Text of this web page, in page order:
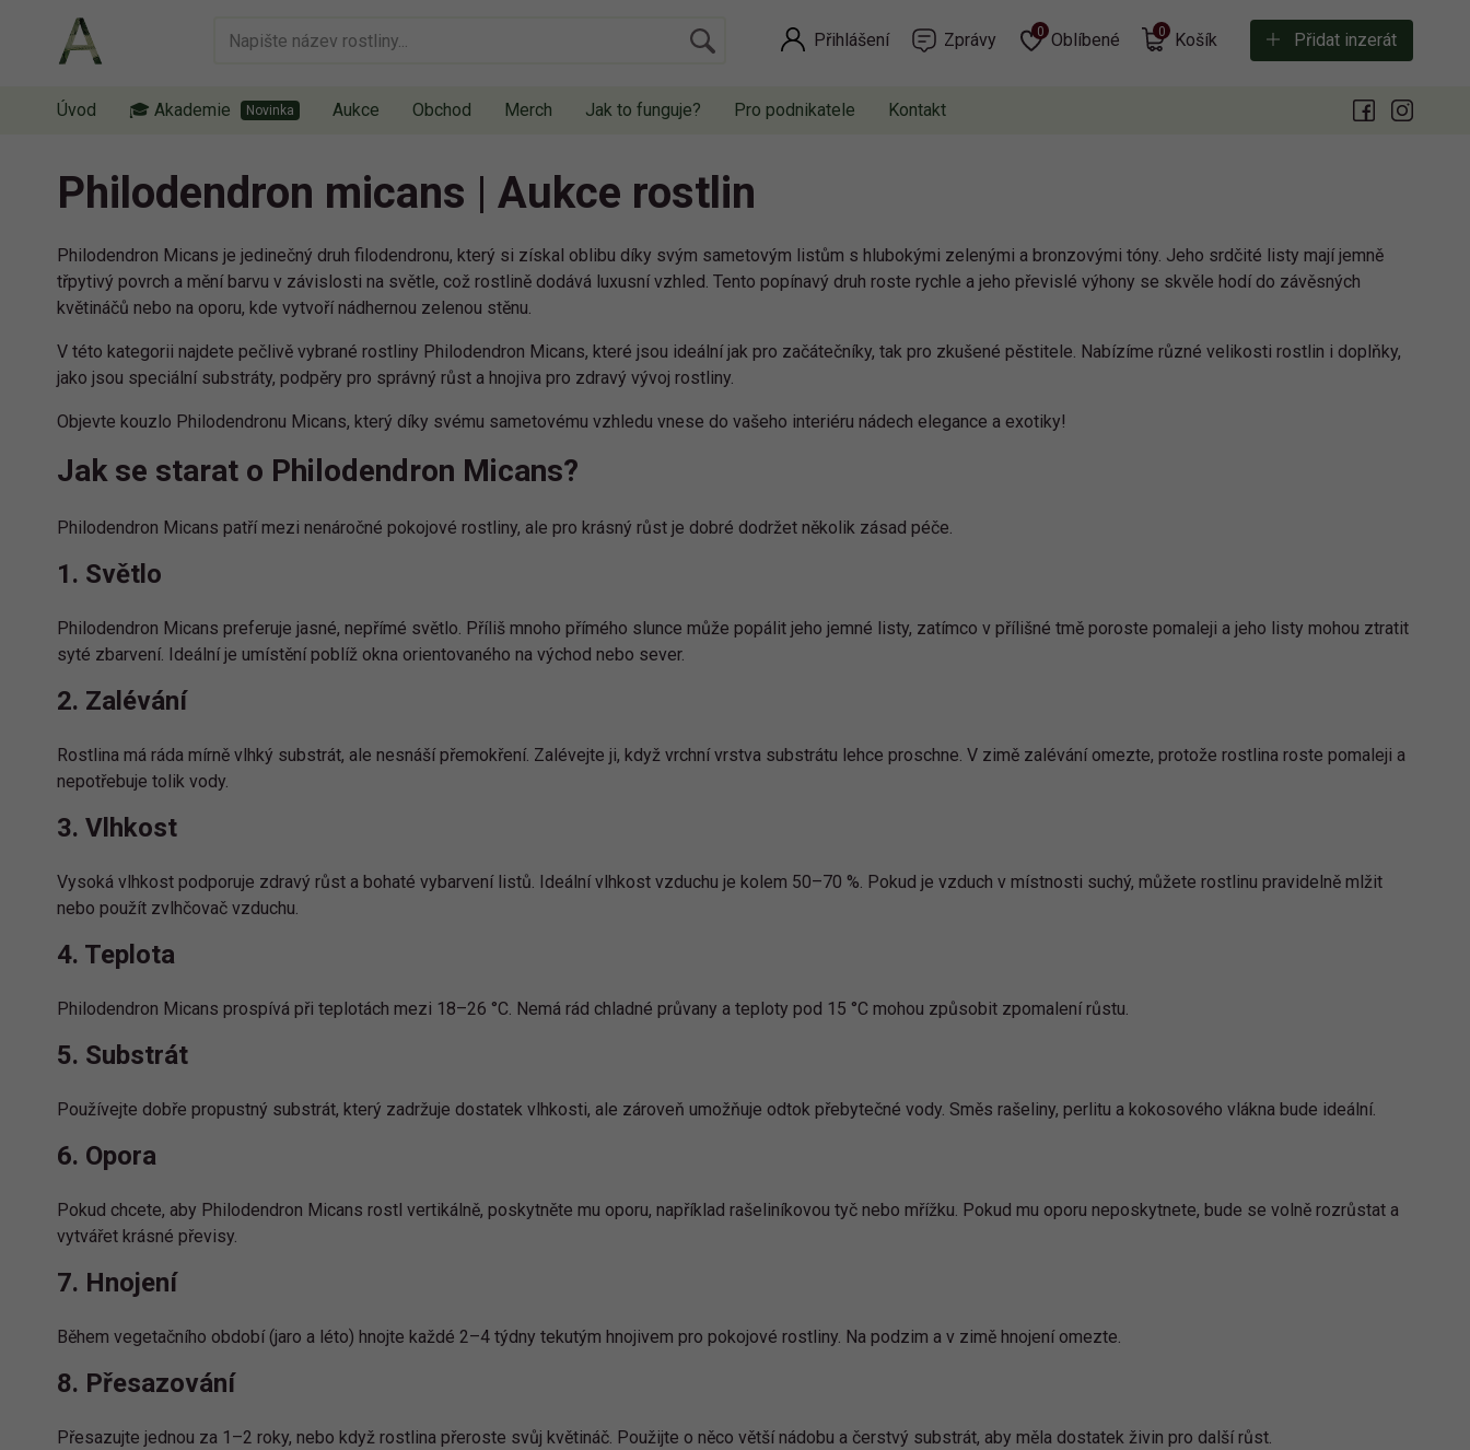
Přihlášení Zprávy Oblíbené
0 Košík
0 Přidat inzerát
Úvod 🎓 Akademie Aukce Obchod Merch Jak to funguje? Pro podnikatele Kontakt
Philodendron micans | Aukce rostlin
Philodendron Micans je jedinečný druh filodendronu, který si získal oblibu díky svým sametovým listům s hlubokými zelenými a bronzovými tóny. Jeho srdčité listy mají jemně
třpytivý povrch a mění barvu v závislosti na světle, což rostlině dodává luxusní vzhled. Tento popínavý druh roste rychle a jeho převislé výhony se skvěle hodí do závěsných
květináčů nebo na oporu, kde vytvoří nádhernou zelenou stěnu.
V této kategorii najdete pečlivě vybrané rostliny Philodendron Micans, které jsou ideální jak pro začátečníky, tak pro zkušené pěstitele. Nabízíme různé velikosti rostlin i doplňky,
jako jsou speciální substráty, podpěry pro správný růst a hnojiva pro zdravý vývoj rostliny.
Objevte kouzlo Philodendronu Micans, který díky svému sametovému vzhledu vnese do vašeho interiéru nádech elegance a exotiky!
Jak se starat o Philodendron Micans?
Philodendron Micans patří mezi nenáročné pokojové rostliny, ale pro krásný růst je dobré dodržet několik zásad péče.
1. Světlo
Philodendron Micans preferuje jasné, nepřímé světlo. Příliš mnoho přímého slunce může popálit jeho jemné listy, zatímco v přílišné tmě poroste pomaleji a jeho listy mohou ztratit
syté zbarvení. Ideální je umístění poblíž okna orientovaného na východ nebo sever.
2. Zalévání
Rostlina má ráda mírně vlhký substrát, ale nesnáší přemokření. Zalévejte ji, když vrchní vrstva substrátu lehce proschne. V zimě zalévání omezte, protože rostlina roste pomaleji a
nepotřebuje tolik vody.
3. Vlhkost
Vysoká vlhkost podporuje zdravý růst a bohaté vybarvení listů. Ideální vlhkost vzduchu je kolem 50–70 %. Pokud je vzduch v místnosti suchý, můžete rostlinu pravidelně mlžit
nebo použít zvlhčovač vzduchu.
4. Teplota
Philodendron Micans prospívá při teplotách mezi 18–26 °C. Nemá rád chladné průvany a teploty pod 15 °C mohou způsobit zpomalení růstu.
5. Substrát
Používejte dobře propustný substrát, který zadržuje dostatek vlhkosti, ale zároveň umožňuje odtok přebytečné vody. Směs rašeliny, perlitu a kokosového vlákna bude ideální.
6. Opora
Pokud chcete, aby Philodendron Micans rostl vertikálně, poskytněte mu oporu, například rašeliníkovou tyč nebo mřížku. Pokud mu oporu neposkytnete, bude se volně rozrůstat a
vytvářet krásné převisy.
7. Hnojení
Během vegetačního období (jaro a léto) hnojte každé 2–4 týdny tekutým hnojivem pro pokojové rostliny. Na podzim a v zimě hnojení omezte.
8. Přesazování
Přesazujte jednou za 1–2 roky, nebo když rostlina přeroste svůj květináč. Použijte o něco větší nádobu a čerstvý substrát, aby měla dostatek živin pro další růst.